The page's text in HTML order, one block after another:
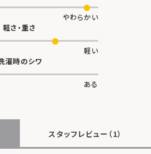
やわらかい
軽さ・重さ
軽い
濯時のシワ
ある
スタッフレビュー （1）